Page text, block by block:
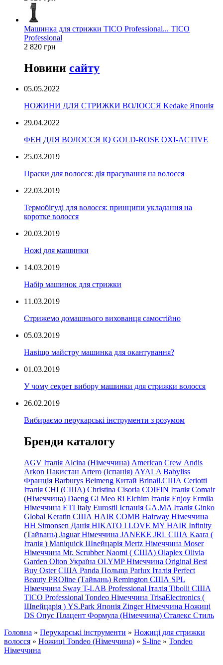
Машинка для стрижки TICO Professional... TICO
Professional
2 820 грн
Новини сайту
05.05.2022
НОЖИНИ ДЛЯ СТРИЖКИ ВОЛОССЯ Kedake Японія
29.04.2022
ФЕН ДЛЯ ВОЛОССЯ IQ GOLD-ROSE OXI-ACTIVE
25.03.2019
Праски для волосся: дія прасування на волосся
22.03.2019
Термобігуді для волосся: принципи укладання на
коротке волосся
20.03.2019
Ножі для машинки
14.03.2019
Набір машинок для стрижки
11.03.2019
Стрижемо домашнього вихованця самостійно
05.03.2019
Навіщо майстру машинка для окантування?
01.03.2019
У чому секрет вибору машинки для стрижки волосся
26.02.2019
Вибираємо перукарські інструменти з розумом
Бренди каталогу
AGV Італія Alcina (Німеччина) American Crew Andis
Arkon Пакистан Artero (Іспанія) AYALA Babyliss
Франція Barburys Beimeng Китай Brinail.США Ceriotti
Італія CHI (США) Christina Cisoria COIFIN Італія Comair
(Німеччина) Daeng Gi Meo Ri Elchim Італія Enjoy Ermila
Німеччина ETI Italy Eurostil Іспанія GA.MA Італія Ginko
Global Keratin США HAIR COMB Hairway Німеччина
HH Simonsen Данія HIKATO I LOVE MY HAIR Infinity
(Тайвань) Jaguar Німеччина JANEKE JRL США Kaara (
Італія ) Maniquick Швейцарія Mertz Німеччина Moser
Німеччина Mr. Scrubber Naomi ( США) Olaplex Olivia
Garden Olton Україна OLYMP Німеччина Original Best
Buy Oster США Panda Польща Parlux Італія Perfect
Beauty PROline (Тайвань) Remington США SPL
Німеччина Sway T-LAB Professional Італія Tibolli США
TICO Professional Tondeo Німеччина TrisaElectronics (
Швейцарія ) YS.Park Японія Zinger Німеччина Ножиці
DS Опус Плацент Формула (Німеччина) Сталекс Стиль
Головна » Перукарські інструменти » Ножиці для стрижки
волосся » Ножиці Tondeo (Німеччина) » S-line » Tondeo
Німеччина